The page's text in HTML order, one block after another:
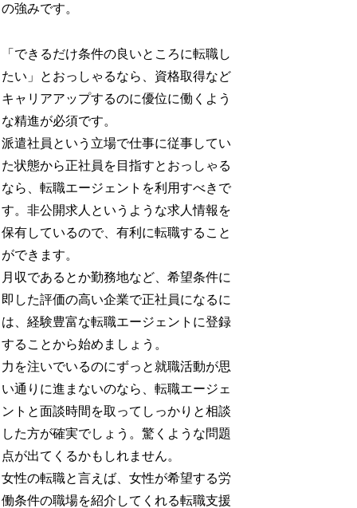
の強みです。
「できるだけ条件の良いところに転職し
たい」とおっしゃるなら、資格取得など
キャリアアップするのに優位に働くよう
な精進が必須です。
派遣社員という立場で仕事に従事してい
た状態から正社員を目指すとおっしゃる
なら、転職エージェントを利用すべきで
す。非公開求人というような求人情報を
保有しているので、有利に転職すること
ができます。
月収であるとか勤務地など、希望条件に
即した評価の高い企業で正社員になるに
は、経験豊富な転職エージェントに登録
することから始めましょう。
力を注いでいるのにずっと就職活動が思
い通りに進まないのなら、転職エージェ
ントと面談時間を取ってしっかりと相談
した方が確実でしょう。驚くような問題
点が出てくるかもしれません。
女性の転職と言えば、女性が希望する労
働条件の職場を紹介してくれる転職支援